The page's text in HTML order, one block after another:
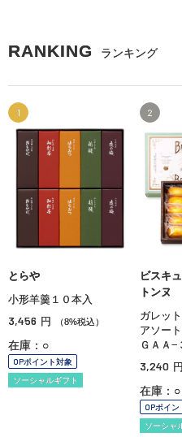
RANKING ランキング
1
とらや
小形羊羹１０本入
3,456 円 （8%税込）
在庫：○
OPポイント対象
ソーシャルギフト
2
ビスキ
トンヌ
ガレッ
アソー
ＧＡＡ−
3,240 円
在庫：○
OPポイン
ソーシャ